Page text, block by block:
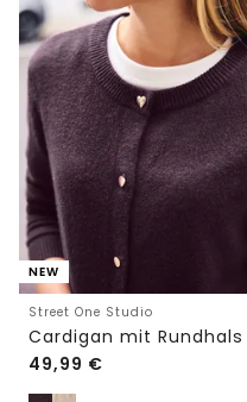
NEW
Street One Studio
49,99 €